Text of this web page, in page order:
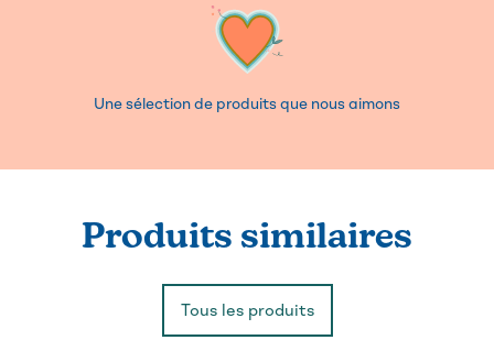
Une sélection de produits que nous aimons
Produits similaires
Tous les produits